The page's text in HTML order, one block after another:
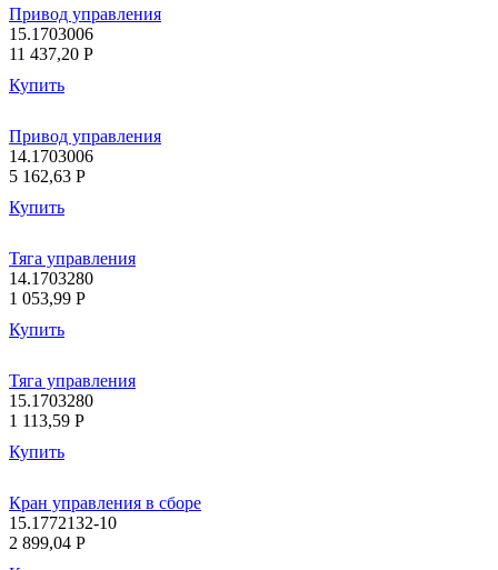
Привод управления
15.1703006
11 437,20 P
Купить
Привод управления
14.1703006
5 162,63 P
Купить
Тяга управления
14.1703280
1 053,99 P
Купить
Тяга управления
15.1703280
1 113,59 P
Купить
Кран управления в сборе
15.1772132-10
2 899,04 P